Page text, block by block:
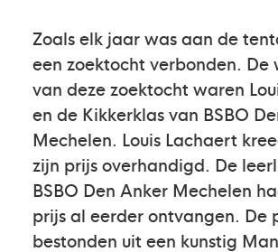
Zoals elk jaar was aan de
een zoektocht verbonden. De
van deze zoektocht waren
en de Kikkerklas van BSBO
Mechelen. Louis Lachaert
zijn prijs overhandigd. De
BSBO Den Anker Mechelen
prijs al eerder ontvangen. De
bestonden uit een kunstig